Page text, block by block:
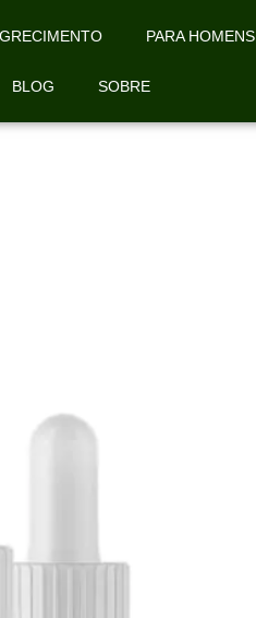
PARA HOMENS
BLOG SOBRE